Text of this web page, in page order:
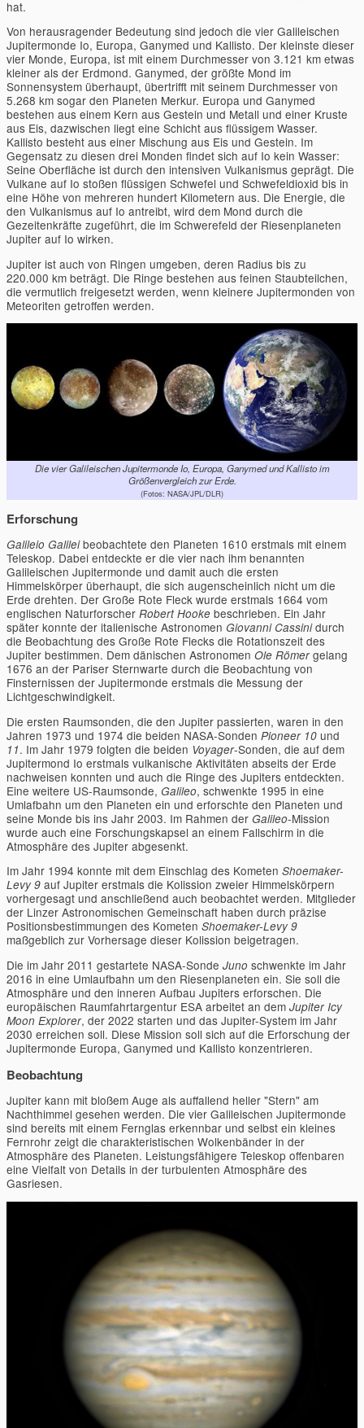
hat.
Von herausragender Bedeutung sind jedoch die vier Galileischen
Jupitermonde Io, Europa, Ganymed und Kallisto. Der kleinste dieser
vier Monde, Europa, ist mit einem Durchmesser von 3.121 km etwas
kleiner als der Erdmond. Ganymed, der größte Mond im
Sonnensystem überhaupt, übertrifft mit seinem Durchmesser von
5.268 km sogar den Planeten Merkur. Europa und Ganymed
bestehen aus einem Kern aus Gestein und Metall und einer Kruste
aus Eis, dazwischen liegt eine Schicht aus flüssigem Wasser.
Kallisto besteht aus einer Mischung aus Eis und Gestein. Im
Gegensatz zu diesen drei Monden findet sich auf Io kein Wasser:
Seine Oberfläche ist durch den intensiven Vulkanismus geprägt. Die
Vulkane auf Io stoßen flüssigen Schwefel und Schwefeldioxid bis in
eine Höhe von mehreren hundert Kilometern aus. Die Energie, die
den Vulkanismus auf Io antreibt, wird dem Mond durch die
Gezeitenkräfte zugeführt, die im Schwerefeld der Riesenplaneten
Jupiter auf Io wirken.
Jupiter ist auch von Ringen umgeben, deren Radius bis zu
220.000 km beträgt. Die Ringe bestehen aus feinen Staubteilchen,
die vermutlich freigesetzt werden, wenn kleinere Jupitermonden von
Meteoriten getroffen werden.
Die vier Galileischen Jupitermonde Io, Europa, Ganymed und Kallisto im
Größenvergleich zur Erde.
(Fotos: NASA/JPL/DLR)
Erforschung
Galileio Galileibeobachtete den Planeten 1610 erstmals mit einem
Teleskop. Dabei entdeckte er die vier nach ihm benannten
Galileischen Jupitermonde und damit auch die ersten
Himmelskörper überhaupt, die sich augenscheinlich nicht um die
Erde drehten. Der Große Rote Fleck wurde erstmals 1664 vom
englischen NaturforscherRobert Hooke beschrieben. Ein Jahr
später konnte der italienische AstronomenGiovanni Cassinidurch
die Beobachtung des Große Rote Flecks die Rotationszeit des
Jupiter bestimmen. Dem dänischen AstronomenOle Römergelang
1676 an der Pariser Sternwarte durch die Beobachtung von
Finsternissen der Jupitermonde erstmals die Messung der
Lichtgeschwindigkeit.
Die ersten Raumsonden, die den Jupiter passierten, waren in den
Jahren 1973 und 1974 die beiden NASA-SondenPioneer 10 und
11. Im Jahr 1979 folgten die beiden Voyager-Sonden, die auf dem
Jupitermond Io erstmals vulkanische Aktivitäten abseits der Erde
nachweisen konnten und auch die Ringe des Jupiters entdeckten.
Eine weitere US-Raumsonde,Galileo, schwenkte 1995 in eine
Umlafbahn um den Planeten ein und erforschte den Planeten und
seine Monde bis ins Jahr 2003. Im Rahmen derGalileo-Mission
wurde auch eine Forschungskapsel an einem Fallschirm in die
Atmosphäre des Jupiter abgesenkt.
Im Jahr 1994 konnte mit dem Einschlag des KometenShoemaker-
Levy 9 auf Jupiter erstmals die Kolission zweier Himmelskörpern
vorhergesagt und anschließend auch beobachtet werden. Mitglieder
der Linzer Astronomischen Gemeinschaft haben durch präzise
Positionsbestimmungen des KometenShoemaker-Levy 9
maßgeblich zur Vorhersage dieser Kolission beigetragen.
Die im Jahr 2011 gestartete NASA-SondeJuno schwenkte im Jahr
2016 in eine Umlaufbahn um den Riesenplaneten ein. Sie soll die
Atmosphäre und den inneren Aufbau Jupiters erforschen. Die
europäischen Raumfahrtargentur ESA arbeitet an demJupiter Icy
Moon Explorer, der 2022 starten und das Jupiter-System im Jahr
2030 erreichen soll. Diese Mission soll sich auf die Erforschung der
Jupitermonde Europa, Ganymed und Kallisto konzentrieren.
Beobachtung
Jupiter kann mit bloßem Auge als auffallend heller "Stern" am
Nachthimmel gesehen werden. Die vier Galileischen Jupitermonde
sind bereits mit einem Fernglas erkennbar und selbst ein kleines
Fernrohr zeigt die charakteristischen Wolkenbänder in der
Atmosphäre des Planeten. Leistungsfähigere Teleskop offenbaren
eine Vielfalt von Details in der turbulenten Atmosphäre des
Gasriesen.